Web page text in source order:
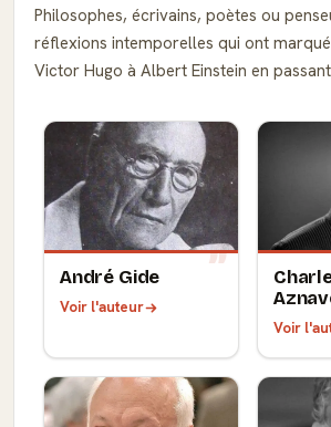
Philosophes, écrivains, poètes ou
réflexions intemporelles qui ont
Victor Hugo à Albert Einstein en
André Gide
Voir l'auteur
Voir